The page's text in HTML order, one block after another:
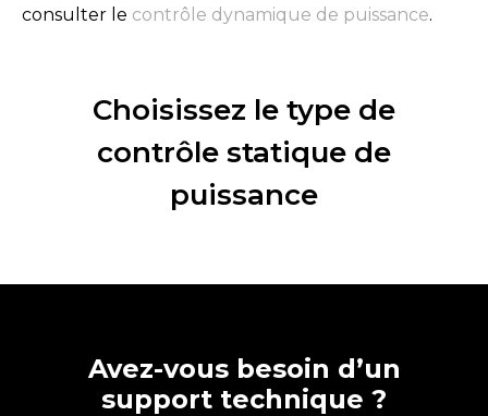
consulter le contrôle dynamique de puissance.
Choisissez le type de
contrôle statique de
puissance
Avez-vous besoin d’un
support technique ?